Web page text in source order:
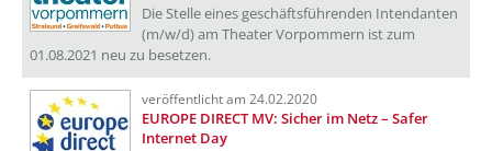
Die Stelle eines geschäftsführenden Intendanten
(m/w/d) am Theater Vorpommern ist zum
01.08.2021 neu zu besetzen.
veröffentlicht am 24.02.2020
EUROPE DIRECT MV: Sicher im Netz – Safer
Internet Day